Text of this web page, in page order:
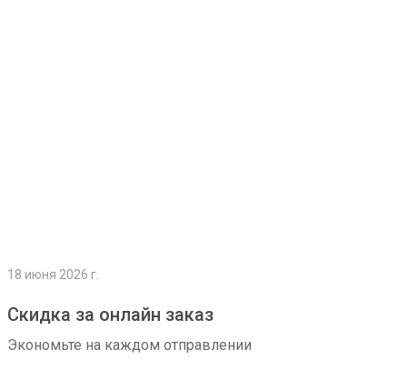
18 июня 2026 г.
Скидка за онлайн заказ
Экономьте на каждом отправлении